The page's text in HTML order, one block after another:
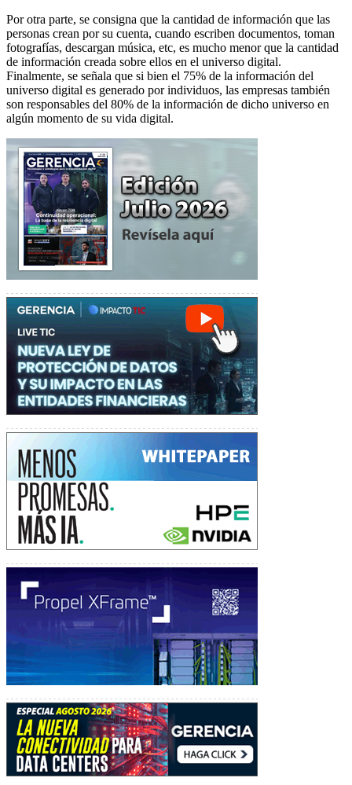
Por otra parte, se consigna que la cantidad de información que las
personas crean por su cuenta, cuando escriben documentos, toman
fotografías, descargan música, etc, es mucho menor que la cantidad
de información creada sobre ellos en el universo digital.
Finalmente, se señala que si bien el 75% de la información del
universo digital es generado por individuos, las empresas también
son responsables del 80% de la información de dicho universo en
algún momento de su vida digital.